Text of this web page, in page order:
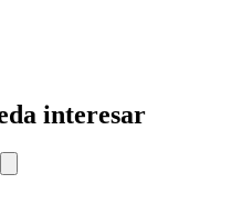
interesar